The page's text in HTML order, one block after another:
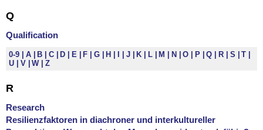
Q
Qualification
0-9 A B C D E F G H J K L M N O P Q R S
T
U
V W Z
R
Research
Resilienzfaktoren in diachroner und interkultureller